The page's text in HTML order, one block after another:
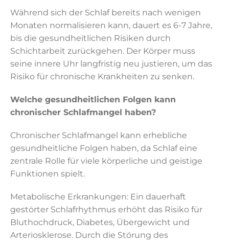
Während sich der Schlaf bereits nach wenigen
Monaten normalisieren kann, dauert es 6-7 Jahre,
bis die gesundheitlichen Risiken durch
Schichtarbeit zurückgehen. Der Körper muss
seine innere Uhr langfristig neu justieren, um das
Risiko für chronische Krankheiten zu senken.
Welche gesundheitlichen Folgen kann
chronischer Schlafmangel haben?
Chronischer Schlafmangel kann erhebliche
gesundheitliche Folgen haben, da Schlaf eine
zentrale Rolle für viele körperliche und geistige
Funktionen spielt.
Metabolische Erkrankungen: Ein dauerhaft
gestörter Schlafrhythmus erhöht das Risiko für
Bluthochdruck, Diabetes, Übergewicht und
Arteriosklerose. Durch die Störung des